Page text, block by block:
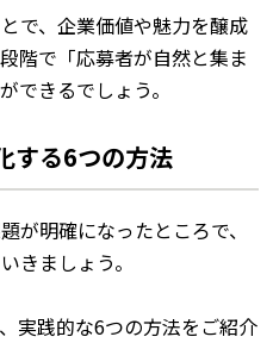
で、企業価値や魅力を醸成
階で「応募者が自然と集ま
できるでしょう。
する6つの方法
が明確になったところで、
きましょう。
実践的な6つの方法をご紹介